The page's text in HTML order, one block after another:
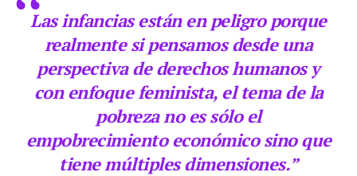
Las infancias están en peligro porque
realmente si pensamos desde una
perspectiva de derechos humanos y
con enfoque feminista, el tema de la
pobreza no es sólo el
empobrecimiento económico sino que
tiene múltiples dimensiones.”